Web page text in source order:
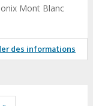
Mont Blanc
des informations